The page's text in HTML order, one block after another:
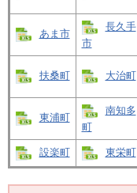
あま市
長久手
市
扶桑町 大治町
東浦町
南知多
町
設楽町 東栄町